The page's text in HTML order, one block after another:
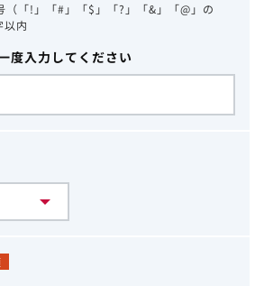
「!」「#」「$」「?」「&」「@」の
以内
度入力してください